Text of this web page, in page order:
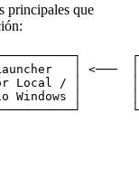
principales que
│ <───
Local / │       │
Windows │